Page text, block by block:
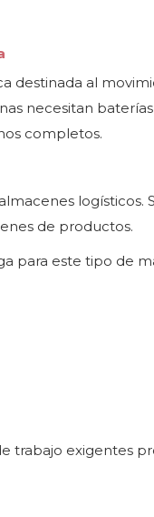
destinada al
necesitan
completos.
logísticos.
de productos.
para este tipo de
trabajo exigentes